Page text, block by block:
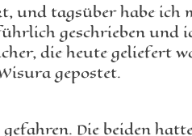
und tagsüber habe ich
geschrieben und
die heute geliefert
gepostet.
Die beiden